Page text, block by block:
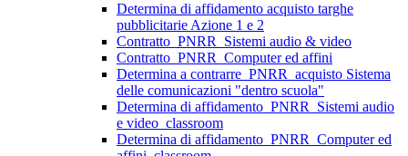
Determina di affidamento acquisto targhe
pubblicitarie Azione 1 e 2
Contratto_PNRR_Sistemi audio & video
Contratto_PNRR_Computer ed affini
Determina a contrarre_PNRR_acquisto Sistema
delle comunicazioni "dentro scuola"
Determina di affidamento_PNRR_Sistemi audio
e video_classroom
Determina di affidamento_PNRR_Computer ed